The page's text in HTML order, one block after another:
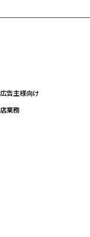
告主様向け
業務